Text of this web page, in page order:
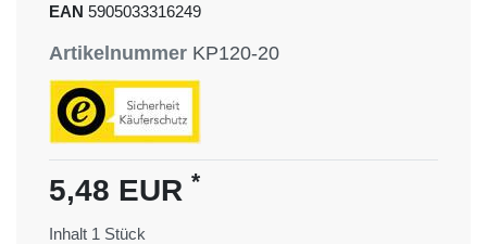
EAN 5905033316249
Artikelnummer KP120-20
5,48 EUR *
Inhalt 1 Stück